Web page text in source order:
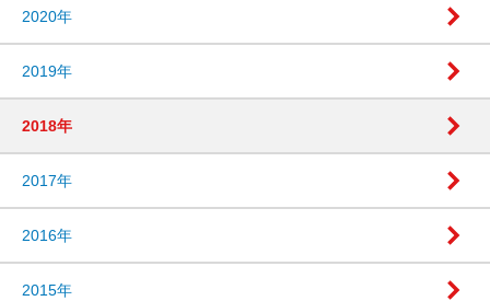
2020年
2019年
2018年
2017年
2016年
2015年